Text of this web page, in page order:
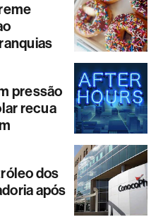
pressão
recua
dos
após